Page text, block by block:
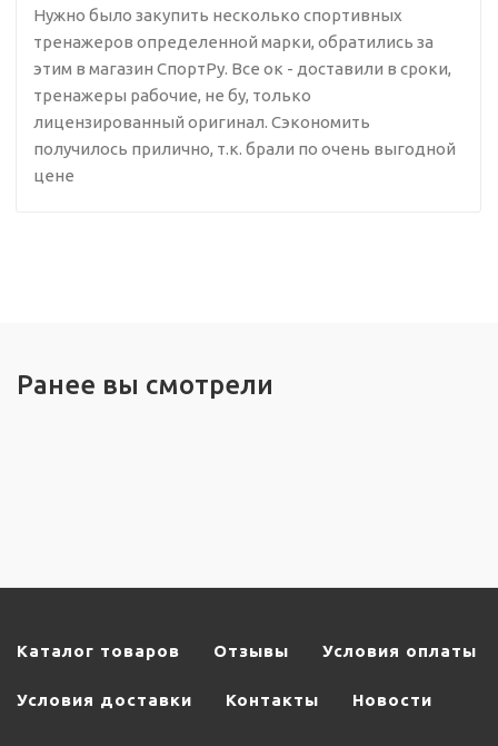
Нужно было закупить несколько спортивных
тренажеров определенной марки, обратились за
этим в магазин СпортРу. Все ок - доставили в сроки,
тренажеры рабочие, не бу, только
лицензированный оригинал. Сэкономить
получилось прилично, т.к. брали по очень выгодной
цене
Ранее вы смотрели
Каталог товаров Отзывы Условия оплаты
Условия доставки Контакты Новости